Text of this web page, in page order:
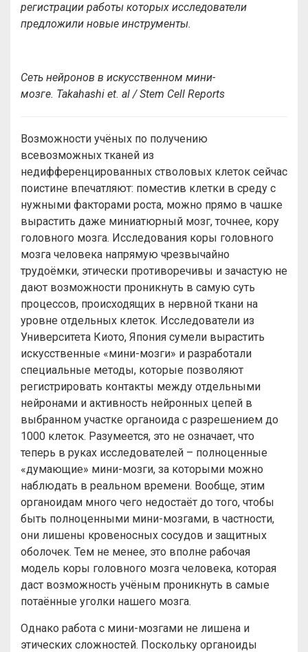
регистрации работы которых исследователи
предложили новые инструменты.
Сеть нейронов в искусственном мини-
мозге. Takahashi et. al / Stem Cell Reports
Возможности учёных по получению
всевозможных тканей из
недифференцированных стволовых клеток сейчас
поистине впечатляют: поместив клетки в среду с
нужными факторами роста, можно прямо в чашке
вырастить даже миниатюрный мозг, точнее, кору
головного мозга. Исследования коры головного
мозга человека напрямую чрезвычайно
трудоёмки, этически противоречивы и зачастую не
дают возможности проникнуть в самую суть
процессов, происходящих в нервной ткани на
уровне отдельных клеток. Исследователи из
Университета Киото, Япония сумели вырастить
искусственные «мини-мозги» и разработали
специальные методы, которые позволяют
регистрировать контакты между отдельными
нейронами и активность нейронных цепей в
выбранном участке органоида с разрешением до
1000 клеток. Разумеется, это не означает, что
теперь в руках исследователей – полноценные
«думающие» мини-мозги, за которыми можно
наблюдать в реальном времени. Вообще, этим
органоидам много чего недостаёт до того, чтобы
быть полноценными мини-мозгами, в частности,
они лишены кровеносных сосудов и защитных
оболочек. Тем не менее, это вполне рабочая
модель коры головного мозга человека, которая
даст возможность учёным проникнуть в самые
потаённые уголки нашего мозга.
Однако работа с мини-мозгами не лишена и
этических сложностей. Поскольку органоиды